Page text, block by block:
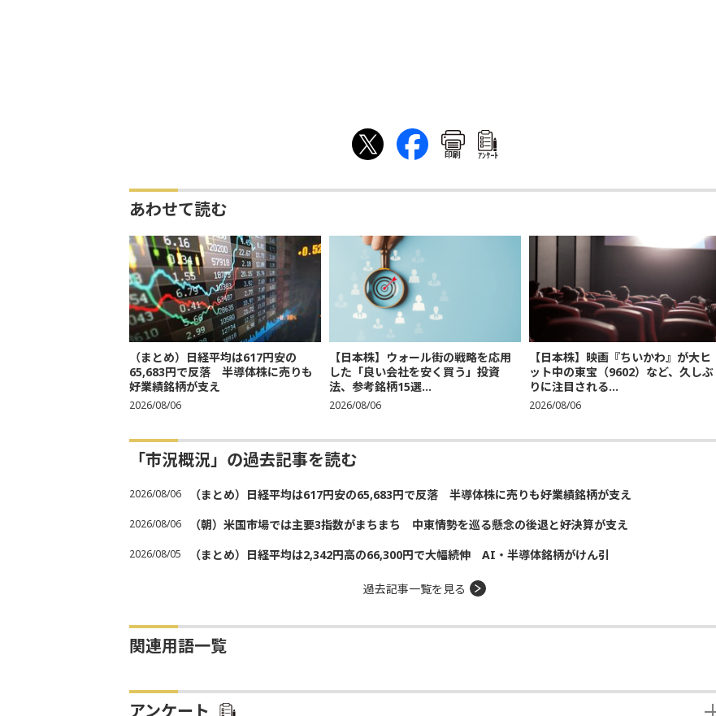
印刷 ｱﾝｹｰﾄ
あわせて読む
（まとめ）日経平均は617円安の
65,683円で反落 半導体株に売りも
好業績銘柄が支え
2026/08/06
【日本株】ウォール街の戦略を応用
した「良い会社を安く買う」投資
法、参考銘柄15選...
2026/08/06
【日本株】映画『ちいかわ』が大ヒ
ット中の東宝（9602）など、久しぶ
りに注目される...
2026/08/06
「市況概況」の過去記事を読む
2026/08/06 （まとめ）日経平均は617円安の65,683円で反落 半導体株に売りも好業績銘柄が支え
2026/08/06 （朝）米国市場では主要3指数がまちまち 中東情勢を巡る懸念の後退と好決算が支え
2026/08/05 （まとめ）日経平均は2,342円高の66,300円で大幅続伸 AI・半導体銘柄がけん引
過去記事一覧を見る
関連用語一覧
アンケート